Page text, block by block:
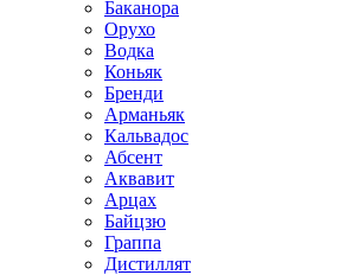
Баканора
Орухо
Водка
Коньяк
Бренди
Арманьяк
Кальвадос
Абсент
Аквавит
Арцах
Байцзю
Граппа
Дистиллят